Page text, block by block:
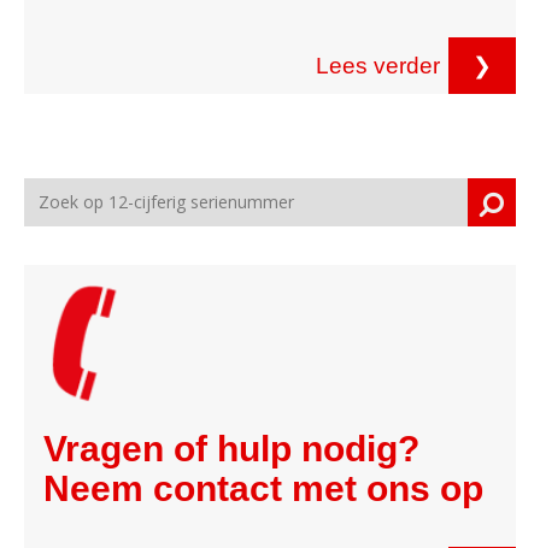
Lees verder ❯
Vragen of hulp nodig?
Neem contact met ons op